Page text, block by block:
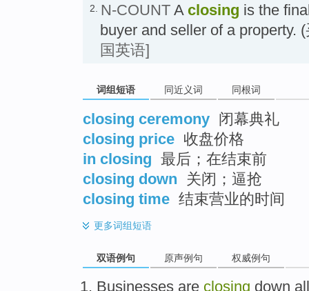
2. N-COUNT A closing is the
buyer and seller of a property.
国英语]
词组短语 同近义词 同根词
closing ceremony 闭幕典礼
closing price 收盘价格
in closing 最后；在结束前
closing down
关闭；逼抢
closing time 结束营业的时间
更多词组短语
双语例句 原声例句 权威例句
Businesses are closing down all